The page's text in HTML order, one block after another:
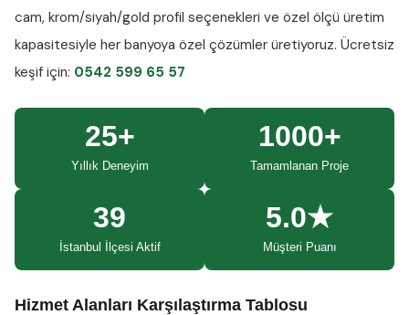
cam, krom/siyah/gold profil seçenekleri ve özel ölçü üretim
kapasitesiyle her banyoya özel çözümler üretiyoruz. Ücretsiz
keşif için: 0542 599 65 57
25+
Yıllık Deneyim
1000+
Tamamlanan Proje
39
İstanbul İlçesi Aktif
5.0★
Müşteri Puanı
Hizmet Alanları Karşılaştırma Tablosu